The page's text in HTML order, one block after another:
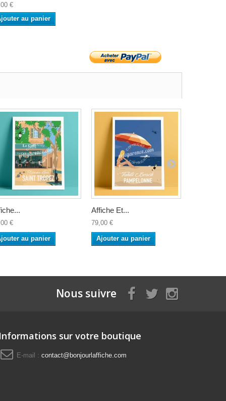
€
au panier
€
au panier
Affiche Et...
79,00 €
Ajouter au panier
Nous suivre
sur votre boutique
E-mail : contact@bonjourlaffiche.com